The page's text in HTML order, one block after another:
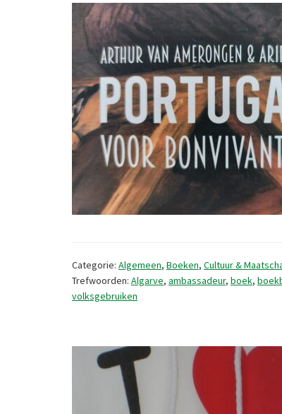
Categorie: Algemeen, Boeken, Cultuur &
Trefwoorden: Algarve, ambassadeur, boek,
volksgebruiken